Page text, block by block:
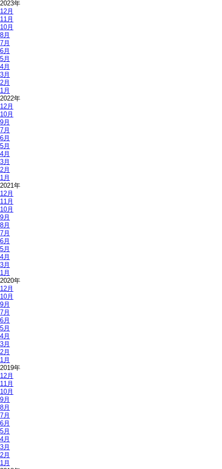
2023年
12月
11月
10月
8月
7月
6月
5月
4月
3月
2月
1月
2022年
12月
10月
9月
7月
6月
5月
4月
3月
2月
1月
2021年
12月
11月
10月
9月
8月
7月
6月
5月
4月
3月
1月
2020年
12月
10月
9月
7月
6月
5月
4月
3月
2月
1月
2019年
12月
11月
10月
9月
8月
7月
6月
5月
4月
3月
2月
1月